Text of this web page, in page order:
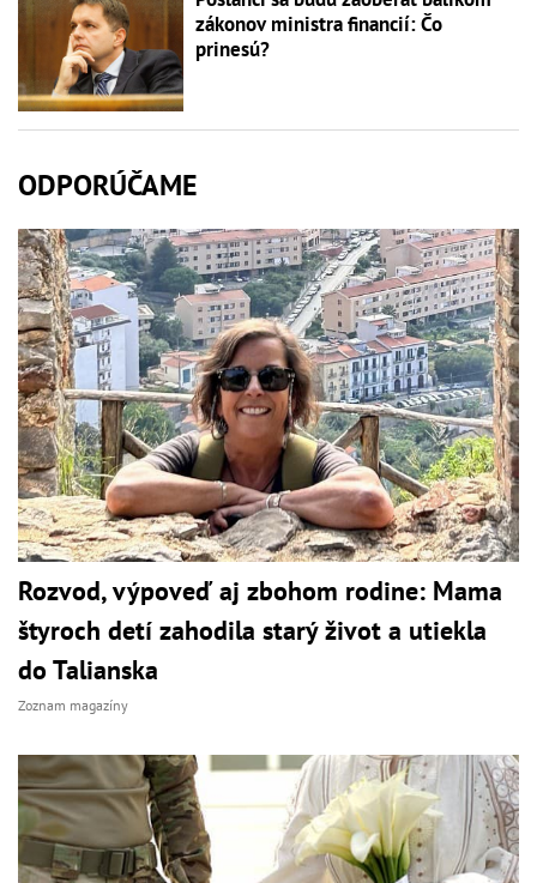
zákonov ministra financií: Čo
prinesú?
ODPORÚČAME
Rozvod, výpoveď aj zbohom rodine: Mama
štyroch detí zahodila starý život a utiekla
do Talianska
Zoznam magazíny